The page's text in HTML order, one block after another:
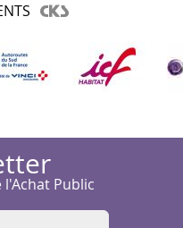
l'Achat Public